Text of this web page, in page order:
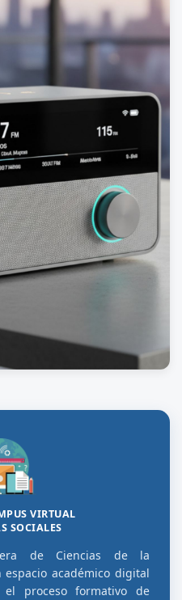
VIRTUAL
SOCIALES
de Ciencias de la
espacio académico digital
proceso formativo de